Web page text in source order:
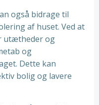
også bidrage til
af huset. Ved at
utætheder og
og
Dette kan
bolig og lavere